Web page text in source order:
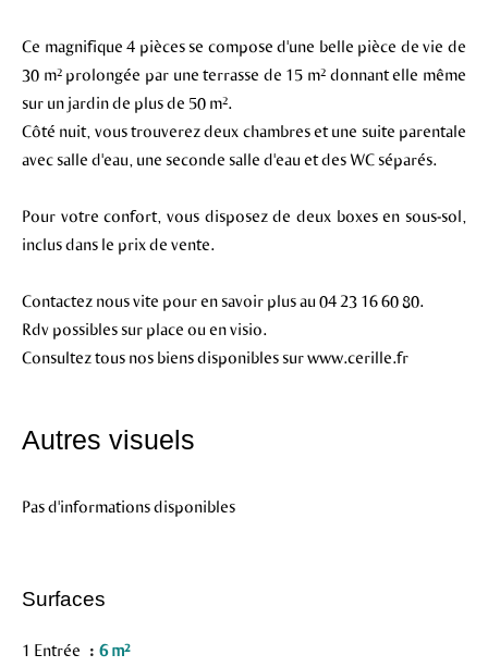
Ce magnifique 4 pièces se compose d'une belle pièce de vie de
30 m² prolongée par une terrasse de 15 m² donnant elle même
sur un jardin de plus de 50 m².
Côté nuit, vous trouverez deux chambres et une suite parentale
avec salle d'eau, une seconde salle d'eau et des WC séparés.
Pour votre confort, vous disposez de deux boxes en sous-sol,
inclus dans le prix de vente.
Contactez nous vite pour en savoir plus au 04 23 16 60 80.
Rdv possibles sur place ou en visio.
Consultez tous nos biens disponibles sur www.cerille.fr
Autres visuels
Pas d'informations disponibles
Surfaces
1 Entrée
6 m²